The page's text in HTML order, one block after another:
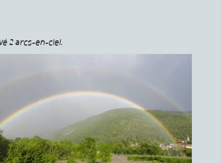
2 arcs-en-ciel.